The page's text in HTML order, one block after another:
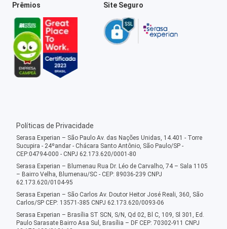
Prêmios Site Seguro
Políticas de Privacidade
Serasa Experian – São Paulo Av. das Nações Unidas, 14.401 - Torre
Sucupira - 24ºandar - Chácara Santo Antônio, São Paulo/SP -
CEP:04794-000 - CNPJ 62.173.620/0001-80
Serasa Experian – Blumenau Rua Dr. Léo de Carvalho, 74 – Sala 1105
– Bairro Velha, Blumenau/SC - CEP: 89036-239 CNPJ
62.173.620/0104-95
Serasa Experian – São Carlos Av. Doutor Heitor José Reali, 360, São
Carlos/SP CEP: 13571-385 CNPJ 62.173.620/0093-06
Serasa Experian – Brasília ST SCN, S/N, Qd 02, Bl C, 109, Sl 301, Ed.
Paulo Sarasate Bairro Asa Sul, Brasília – DF CEP: 70302-911 CNPJ